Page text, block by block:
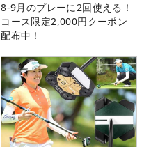
8-9月のプレーに2回使える！
コース限定2,000円クーポン
配布中！